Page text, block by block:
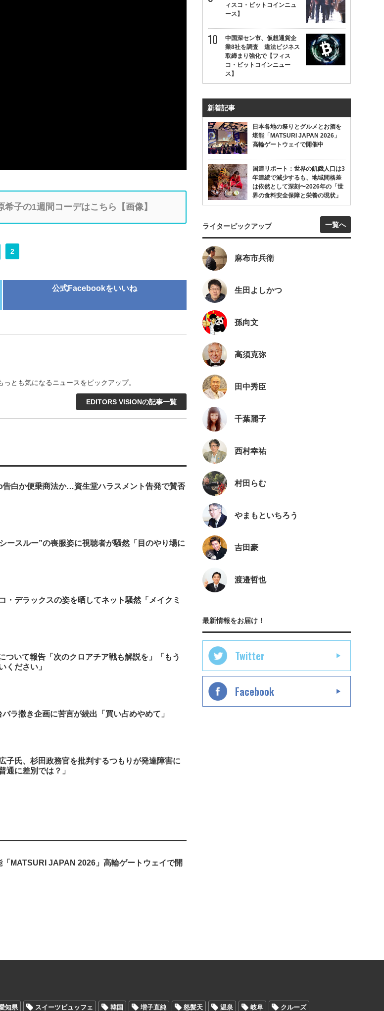
子の1週間コーデはこちら【画像】
2
公式Facebookをいいね
とも気になるニュースをピックアップ。
EDITORS VISIONの記事一覧
白か便乗商法か…資生堂ハラスメント告発で賛否
ースルー”の喪服姿に視聴者が騒然「目のやり場に
・デラックスの姿を晒してネット騒然「メイクミ
ついて報告「次のクロアチア戦も解説を」「もう
ください」
ラ撒き企画に苦言が続出「買い占めやめて」
子氏、杉田政務官を批判するつもりが発達障害に
通に差別では？」
MATSURI JAPAN 2026」高輪ゲートウェイで開
ィスコ・ビットコインニュ
ース】
中国深セン市、仮想通貨企
業8社を調査 違法ビジネス
取締まり強化で【フィス
コ・ビットコインニュー
ス】
新着記事
日本各地の祭りとグルメとお酒を
堪能「MATSURI JAPAN 2026」
高輪ゲートウェイで開催中
国連リポート：世界の飢餓人口は3
年連続で減少するも、地域間格差
は依然として深刻〜2026年の「世
界の食料安全保障と栄養の現状」
ライターピックアップ 一覧へ
麻布市兵衛
生田よしかつ
孫向文
高須克弥
田中秀臣
千葉麗子
西村幸祐
村田らむ
やまもといちろう
吉田豪
渡邉哲也
最新情報をお届け！
Twitter
Facebook
知県 スイーツビュッフェ 韓国 増子直純 怒髪天 温泉 岐阜 クルーズ